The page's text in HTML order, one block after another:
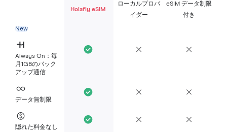
Holafly eSIM
ローカルプロバ
イダー
eSIM データ制限
付き
New
Always On：毎
月1GBのバック
アップ通信
データ無制限
隠れた料金なし